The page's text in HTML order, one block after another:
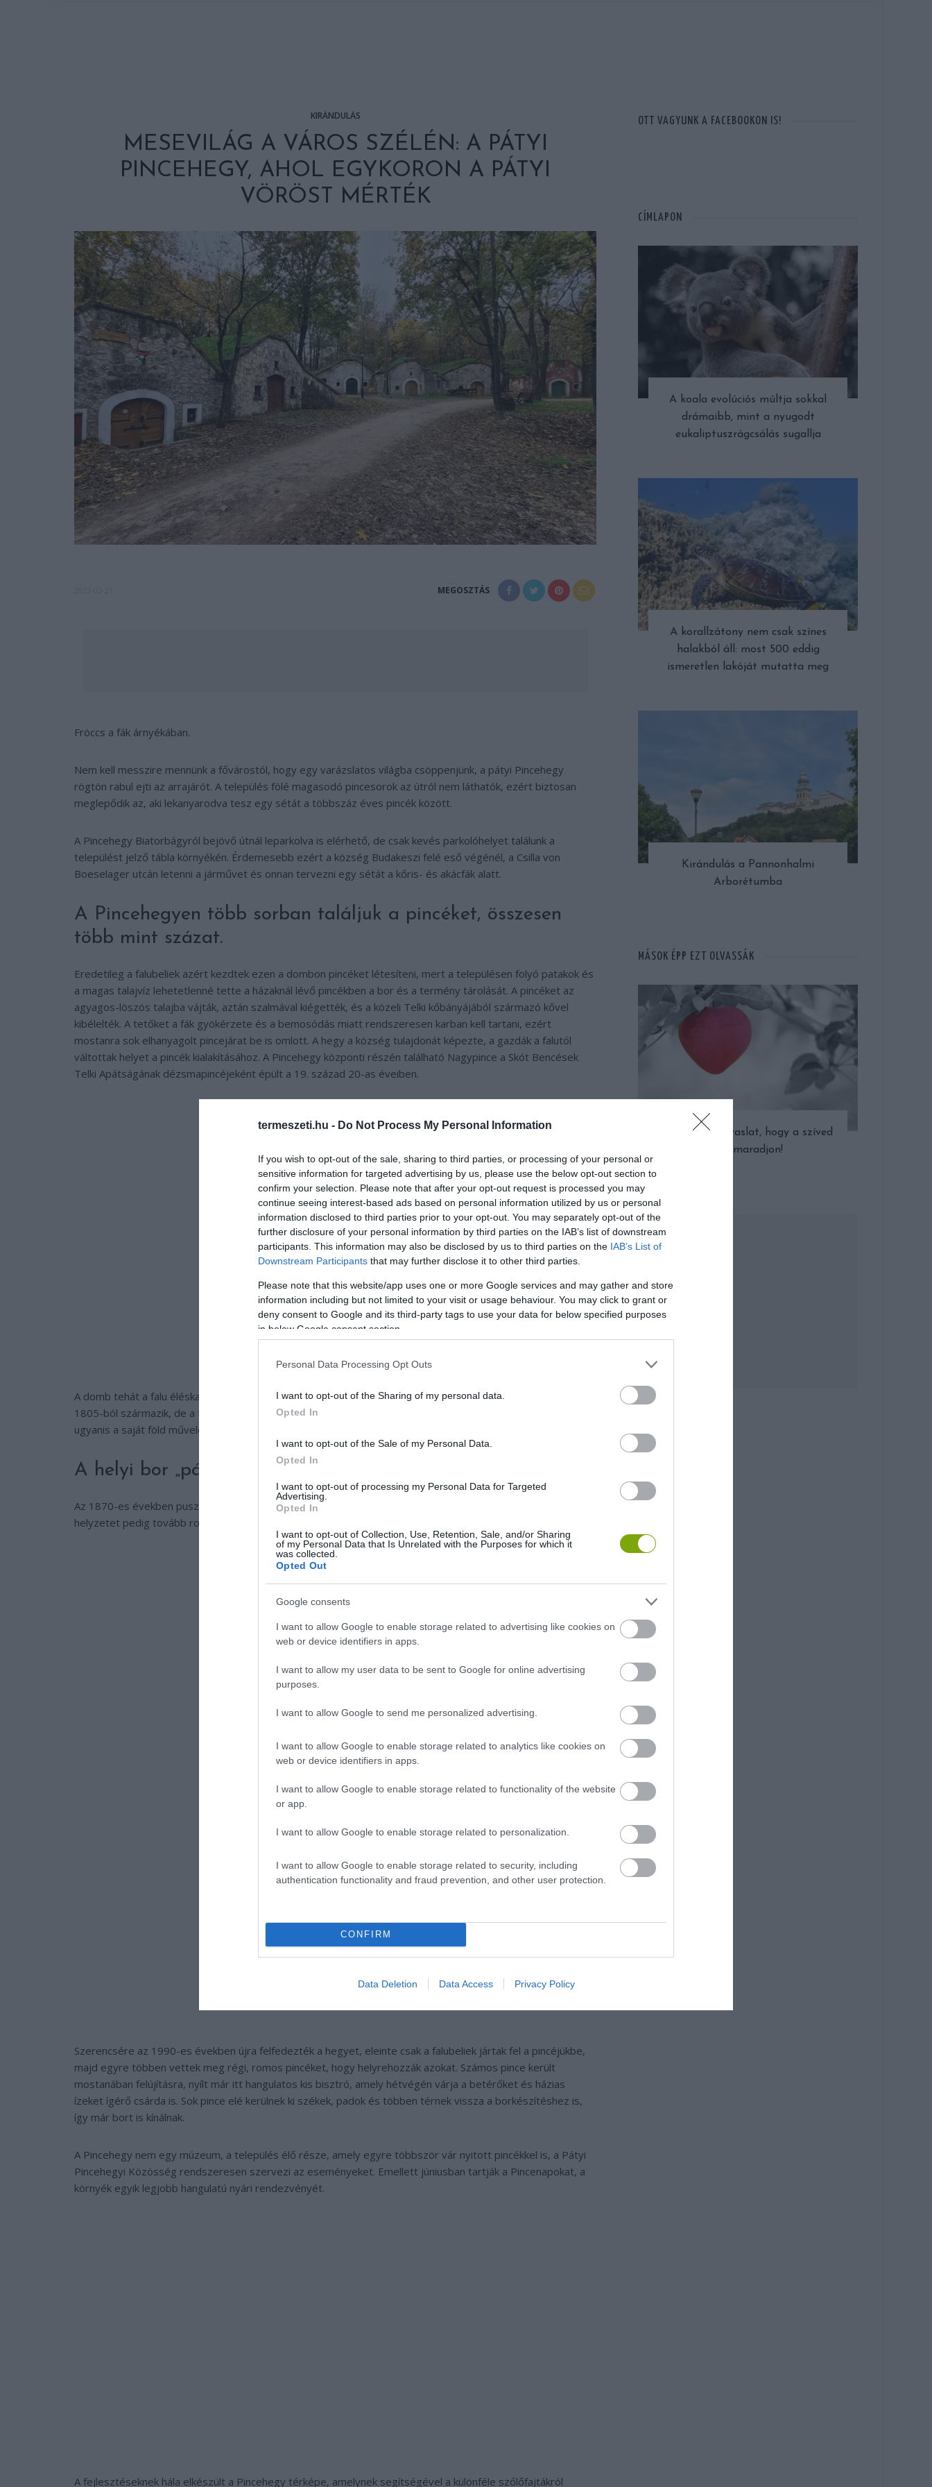
termeszeti.hu - Do Not Process My Personal Information
If you wish to opt-out of the sale, sharing to third parties, or processing of your personal or
sensitive information for targeted advertising by us, please use the below opt-out section to
confirm your selection. Please note that after your opt-out request is processed you may
continue seeing interest-based ads based on personal information utilized by us or personal
information disclosed to third parties prior to your opt-out. You may separately opt-out of the
further disclosure of your personal information by third parties on the IAB’s list of downstream
participants. This information may also be disclosed by us to third parties on the IAB’s List of
Downstream Participants that may further disclose it to other third parties.
Please note that this website/app uses one or more Google services and may gather and store
information including but not limited to your visit or usage behaviour. You may click to grant or
deny consent to Google and its third-party tags to use your data for below specified purposes
in below Google consent section.
Personal Data Processing Opt Outs
I want to opt-out of the Sharing of my personal data.
Opted In
I want to opt-out of the Sale of my Personal Data.
Opted In
I want to opt-out of processing my Personal Data for Targeted
Advertising.
Opted In
I want to opt-out of Collection, Use, Retention, Sale, and/or Sharing
of my Personal Data that Is Unrelated with the Purposes for which it
was collected.
Opted Out
Google consents
I want to allow Google to enable storage related to advertising like cookies on
web or device identifiers in apps.
I want to allow my user data to be sent to Google for online advertising
purposes.
I want to allow Google to send me personalized advertising.
I want to allow Google to enable storage related to analytics like cookies on
web or device identifiers in apps.
I want to allow Google to enable storage related to functionality of the website
or app.
I want to allow Google to enable storage related to personalization.
I want to allow Google to enable storage related to security, including
authentication functionality and fraud prevention, and other user protection.
CONFIRM
Data Deletion Data Access Privacy Policy
KIRÁNDULÁS
MESEVILÁG A VÁROS SZÉLÉN: A PÁTYI
PINCEHEGY, AHOL EGYKORON A PÁTYI
VÖRÖST MÉRTÉK
MEGOSZTÁS
Fröccs a fák árnyékában.
Nem kell messzire mennünk a fővárostól, hogy egy varázslatos világba csöppenjünk, a pátyi Pincehegy
rögtön rabul ejti az arrajárót. A település fölé magasodó pincesorok az útról nem láthatók, ezért biztosan
meglepődik az, aki lekanyarodva tesz egy sétát a többszáz éves pincék között.
A Pincehegy Biatorbágyról bejövő útnál leparkolva is elérhető, de csak kevés parkolóhelyet találunk a
települést jelző tábla környékén. Érdemesebb ezért a község Budakeszi felé eső végénél, a Csilla von
Boeselager utcán letenni a járművet és onnan tervezni egy sétát a kőris- és akácfák alatt.
A Pincehegyen több sorban találjuk a pincéket, összesen
több mint százat.
Eredetileg a falubeliek azért kezdtek ezen a dombon pincéket létesíteni, mert a településen folyó patakok és
a magas talajvíz lehetetlenné tette a házaknál lévő pincékben a bor és a termény tárolását. A pincéket az
agyagos-löszös talajba vájták, aztán szalmával kiégették, és a közeli Telki kőbányájából származó kővel
kibélelték. A tetőket a fák gyökérzete és a bemosódás miatt rendszeresen karban kell tartani, ezért
mostanra sok elhanyagolt pincejárat be is omlott. A hegy a község tulajdonát képezte, a gazdák a falutól
váltottak helyet a pincék kialakításához. A Pincehegy központi részén található Nagypince a Skót Bencések
Telki Apátságának dézsmapincéjeként épült a 19. század 20-as éveiben.
A domb tehát a falu éléskamrájává vált, sorra épültek a pincék. A ma is látható pincék közül a legrégebbi
1805-ból származik, de a többség az 1850-es években épült, a jobbágyfelszabadítást követően indult meg
ugyanis a saját föld művelése, a szőlőtermesztés és a borkészítés.
A helyi bor „pátyi vörös” néven vált ismertté.
Az 1870-es években pusztító filoxéravész ezen a környéken is véget vetett a szőlőtermesztésnek, a
helyzetet pedig tovább rontotta a világháború, majd az azt követő kitelepítések.
Szerencsére az 1990-es években újra felfedezték a hegyet, eleinte csak a falubeliek jártak fel a pincéjükbe,
majd egyre többen vettek meg régi, romos pincéket, hogy helyrehozzák azokat. Számos pince került
mostanában felújításra, nyílt már itt hangulatos kis bisztró, amely hétvégén várja a betérőket és házias
ízeket ígérő csárda is. Sok pince elé kerülnek ki székek, padok és többen térnek vissza a borkészítéshez is,
így már bort is kínálnak.
A Pincehegy nem egy múzeum, a település élő része, amely egyre többször vár nyitott pincékkel is, a Pátyi
Pincehegyi Közösség rendszeresen szervezi az eseményeket. Emellett júniusban tartják a Pincenapokat, a
környék egyik legjobb hangulatú nyári rendezvényét.
A fejlesztéseknek hála elkészült a Pincehegy térképe, amelynek segítségével a különféle szőlőfajtákról
OTT VAGYUNK A FACEBOOKON IS!
CÍMLAPON
A koala evolúciós múltja sokkal
drámaibb, mint a nyugodt
eukaliptuszrágcsálás sugallja
A korallzátony nem csak színes
halakból áll: most 500 eddig
ismeretlen lakóját mutatta meg
Kirándulás a Pannonhalmi
Arborétumba
MÁSOK ÉPP EZT OLVASSÁK
6 egyszerű javaslat, hogy a szíved
fitt maradjon!